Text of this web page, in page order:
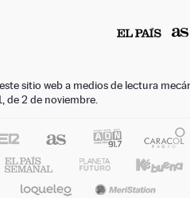
sitio web a medios de lectura
de 2 de noviembre.